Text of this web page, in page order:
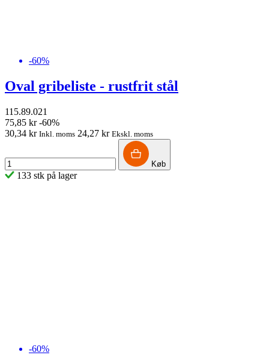
-60%
Oval gribeliste - rustfrit stål
115.89.021
75,85 kr -60%
30,34 kr Inkl. moms 24,27 kr Ekskl. moms
Køb
133 stk på lager
-60%